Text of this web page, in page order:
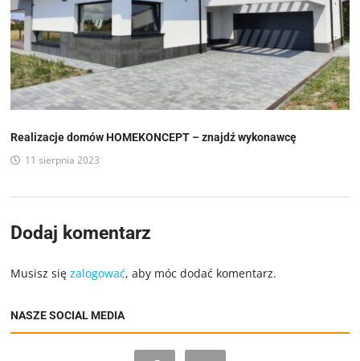
Realizacje domów HOMEKONCEPT – znajdź wykonawcę
11 sierpnia 2023
Dodaj komentarz
Musisz sięzalogować, aby móc dodać komentarz.
NASZE SOCIAL MEDIA